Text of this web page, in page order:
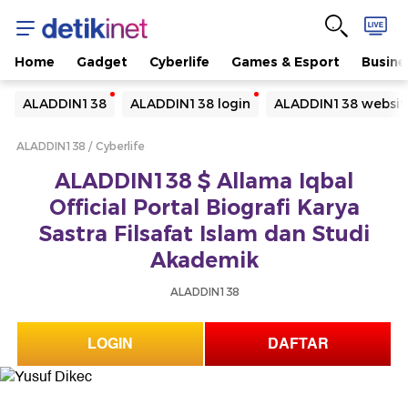
Home Gadget Cyberlife Games & Esport
ALADDIN138 ALADDIN138 login ALADDIN138
Yang sedang ramai dicari
Loading...
Loading...
ALADDIN138 Cyberlife
ALADDIN138 $ Allama Iqbal
Official Portal Biografi Karya
Sastra Filsafat Islam dan Studi
Akademik
ALADDIN138
LOGIN DAFTAR